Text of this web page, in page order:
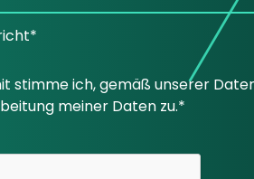
stimme ich, gemäß unserer
meiner Daten zu.*